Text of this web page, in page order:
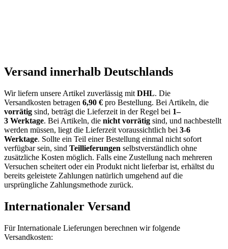
Versand innerhalb Deutschlands
Wir liefern unsere Artikel zuverlässig mit DHL. Die
Versandkosten betragen 6,90 € pro Bestellung. Bei Artikeln, die
vorrätig sind, beträgt die Lieferzeit in der Regel bei 1–
3 Werktage. Bei Artikeln, die nicht vorrätig sind, und nachbestellt
werden müssen, liegt die Lieferzeit voraussichtlich bei 3-6
Werktage. Sollte ein Teil einer Bestellung einmal nicht sofort
verfügbar sein, sind Teillieferungen selbstverständlich ohne
zusätzliche Kosten möglich. Falls eine Zustellung nach mehreren
Versuchen scheitert oder ein Produkt nicht lieferbarist, erhältst du
bereits geleistete Zahlungen natürlich umgehend auf die
ursprüngliche Zahlungsmethode zurück.
Internationaler Versand
Für Internationale Lieferungen berechnen wir folgende
Versandkosten: